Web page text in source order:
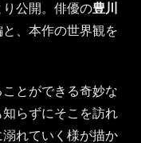
公開。俳優の豊川
、本作の世界観を
とができる奇妙な
らずにそこを訪れ
れていく様が描か